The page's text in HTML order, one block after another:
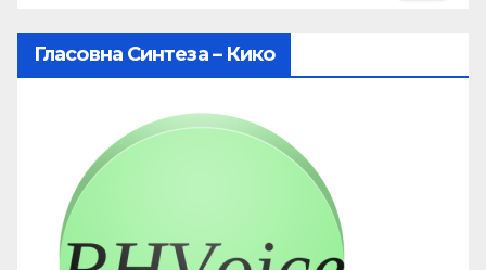
Гласовна Синтеза – Кико